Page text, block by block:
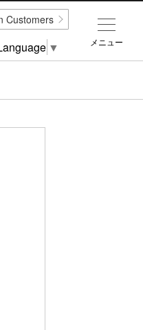
メニュー
Customers
▼